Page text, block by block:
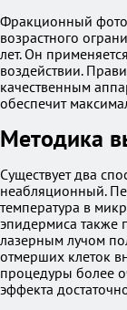
Фракционный
возрастного
лет. Он
воздействии.
качественным
обеспечит
Методика
Существует два
неабляционный.
температура в
эпидермиса также
лазерным лучом
отмерших клеток
процедуры более
эффекта